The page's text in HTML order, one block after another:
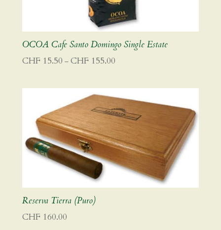
OCOA Cafe Santo Domingo Single Estate
CHF 15.50 – CHF 155.00Preisspanne:
Reserva Tierra (Puro)
CHF 160.00